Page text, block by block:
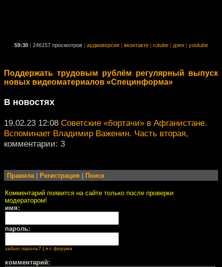
59:30 246157 просмотров аудиоверсия вконтакте rutube дзен youtube
Поддержать трудовым рублём регулярный выпуск
новых видеоматериалов «Специнформа»
В новостях
19.02.23 12:08 Советские «бортачи» в Афганистане.
Вспоминает Владимир Важенин. Часть вторая,
комментарии: 3
Правила| Регистрация Поиск
Комментарий появится на сайте только после проверки
модератором!
имя:
пароль:
забыл пароль? я с форума
комментарий: